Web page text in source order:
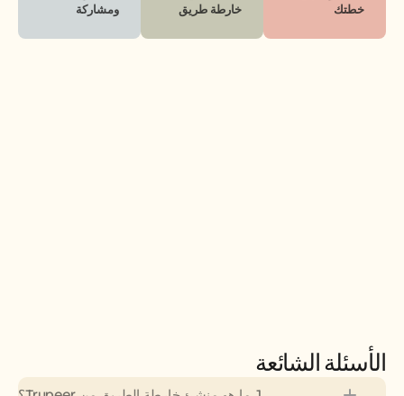
خطتك
خارطة طريق
ومشاركة
الأسئلة الشائعة